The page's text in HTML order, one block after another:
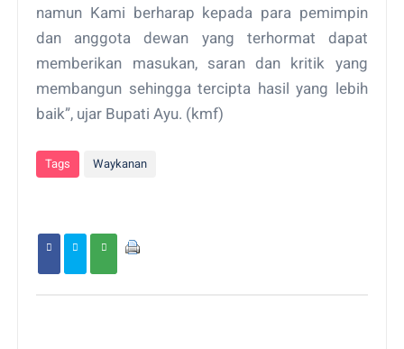
namun Kami berharap kepada para pemimpin
dan anggota dewan yang terhormat dapat
memberikan masukan, saran dan kritik yang
membangun sehingga tercipta hasil yang lebih
baik”, ujar Bupati Ayu. (kmf)
Tags Waykanan